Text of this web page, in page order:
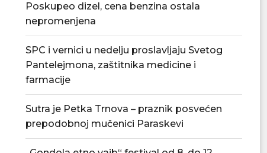
Poskupeo dizel, cena benzina ostala
nepromenjena
SPC i vernici u nedelju proslavljaju Svetog
Pantelejmona, zaštitnika medicine i
farmacije
Sutra je Petka Trnova – praznik posvećen
prepodobnoj mučenici Paraskevi